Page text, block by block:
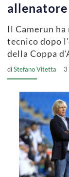
allenatore
Il Camerun
tecnico dopo
della Coppa
diStefano Vitetta 3